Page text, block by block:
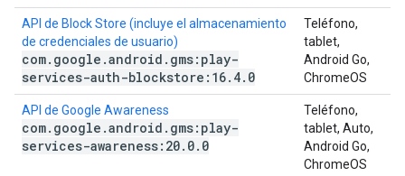
API de Block Store (incluye el almacenamiento
de credenciales de usuario)
com. google .android . gms:play-
services-auth-blockstore:16. 4. 0
Teléfono,
tablet,
Android Go,
ChromeOS
API de Google Awareness
com. google .android . gms:play-
services-awareness:20. 0. 0
Teléfono,
tablet, Auto,
Android Go,
ChromeOS